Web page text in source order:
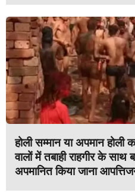
होली सम्मान या अपमान
वालों में तबाही राहगीर के
अपमानित किया जाना